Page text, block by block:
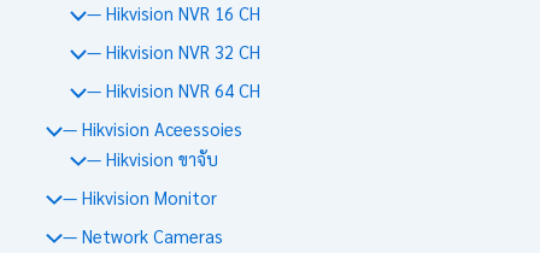
— Hikvision NVR 16 CH
— Hikvision NVR 32 CH
— Hikvision NVR 64 CH
— Hikvision Aceessoies
— Hikvision ขาจับ
— Hikvision Monitor
— Network Cameras